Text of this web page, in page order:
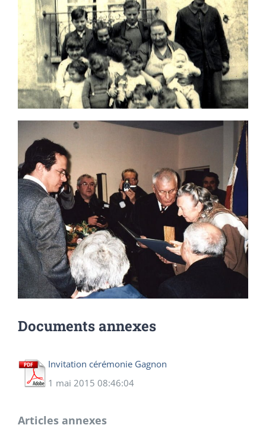
Documents annexes
Invitation cérémonie Gagnon
1 mai 2015 08:46:04
Articles annexes